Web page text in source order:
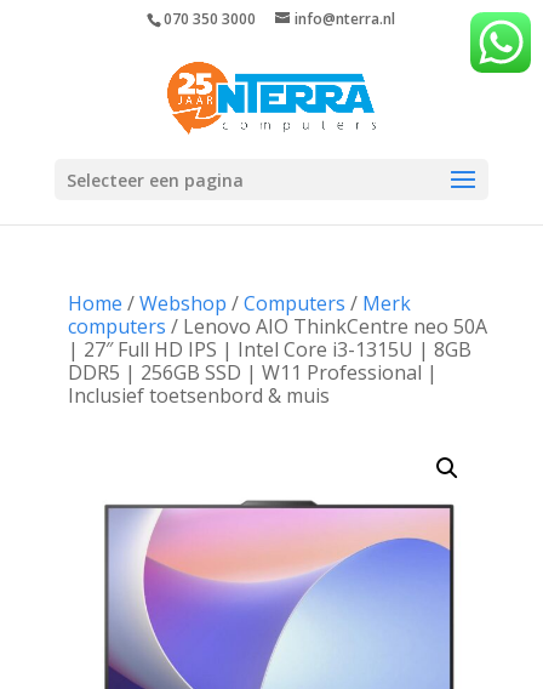
070 350 3000 info@nterra.nl
Selecteer een pagina
Home /Webshop /Computers / Merk
computers / Lenovo AIO ThinkCentre neo 50A
| 27″ Full HD IPS | Intel Core i3-1315U | 8GB
DDR5 | 256GB SSD | W11 Professional |
Inclusief toetsenbord & muis